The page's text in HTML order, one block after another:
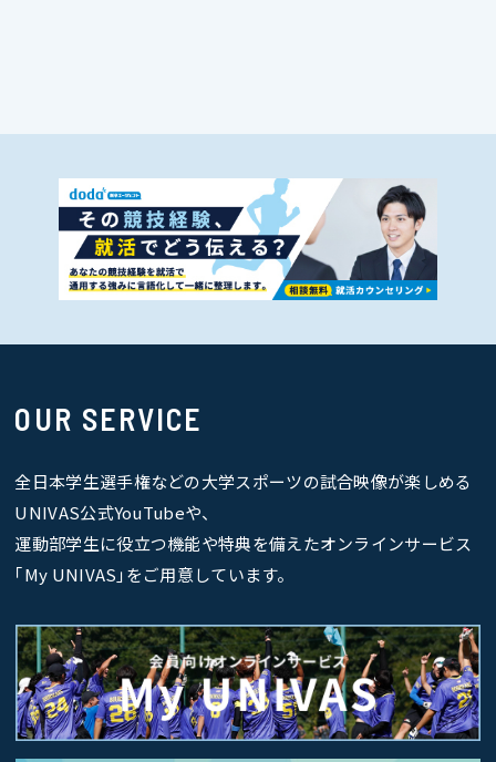
OUR SERVICE
全日本学生選手権などの大学スポーツの試合映像が楽しめる
UNIVAS公式YouTubeや、
運動部学生に役立つ機能や特典を備えたオンラインサービス
｢My UNIVAS｣をご用意しています。